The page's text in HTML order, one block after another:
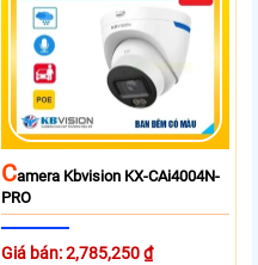
CAmera Kbvision KX-CAi4004N-
PRO
Giá bán: 2,785,250 ₫